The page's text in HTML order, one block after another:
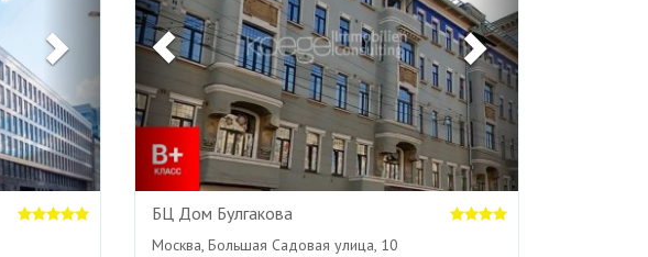
БЦ Дом Булгакова
Москва, Большая Садовая улица, 10